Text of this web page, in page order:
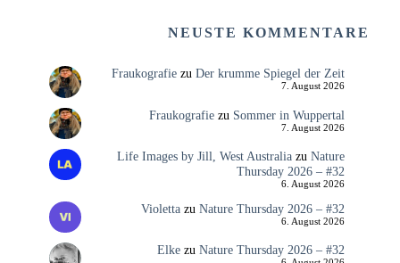
NEUSTE KOMMENTARE
Fraukografiezu Der krumme Spiegel der Zeit
7. August 2026
Fraukografiezu Sommer in Wuppertal
7. August 2026
Life Images by Jill, West Australiazu Nature
Thursday 2026 – #32
6. August 2026
Violettazu Nature Thursday 2026 – #32
6. August 2026
Elkezu Nature Thursday 2026 – #32